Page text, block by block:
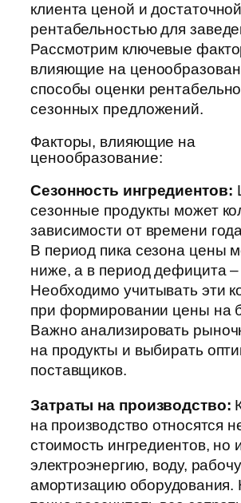
клиента ценой и достаточной
рентабельностью для
Рассмотрим ключевые
влияющие на
способы оценки
сезонных предложений.
Факторы, влияющие на
ценообразование:
Сезонность ингредиентов:
сезонные продукты может
зависимости от времени
В период пика сезона цены
ниже, а в период дефицита
Необходимо учитывать эти
при формировании цены на
Важно анализировать
на продукты и выбирать
поставщиков.
Затраты на производство:
на производство относятся
стоимость ингредиентов, но
электроэнергию, воду,
амортизацию оборудования.